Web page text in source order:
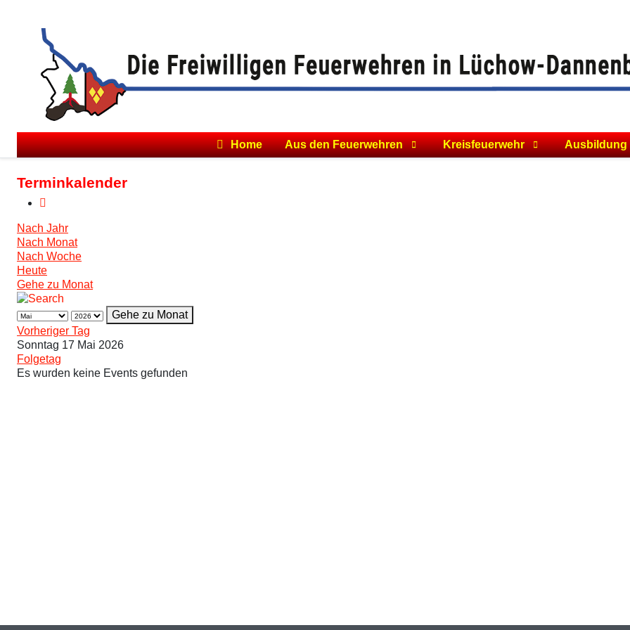
Home Aus den Feuerwehren Kreisfeuerwehr Ausbildung
Terminkalender
Nach Jahr
Nach Monat
Nach Woche
Heute
Gehe zu Monat
Gehe zu Monat
Vorheriger Tag
Sonntag 17 Mai 2026
Folgetag
Es wurden keine Events gefunden